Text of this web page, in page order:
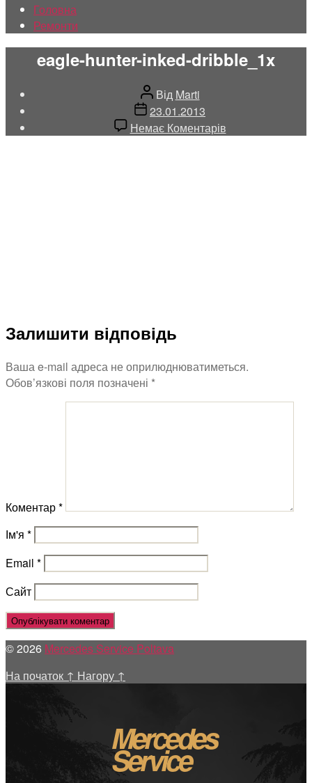
Головна
Ремонти
eagle-hunter-inked-dribble_1x
Автор
запису
Від Marti
Дата
запису
23.01.2013
Немає Коментарівдо
Залишити відповідь
Ваша e-mail адреса не оприлюднюватиметься.
Обов’язкові поля позначені *
Коментар*
Ім'я *
Email *
Сайт
© 2026 Mercedes Service Poltava
На початок ↑ Нагору ↑
Mercedes
Service